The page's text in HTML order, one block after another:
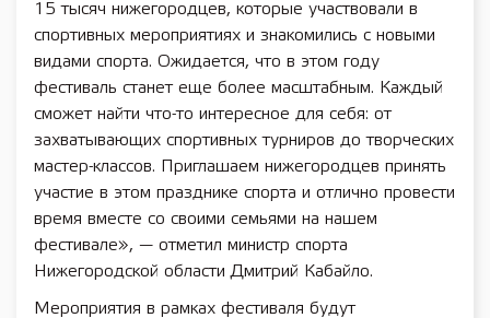
15 тысяч нижегородцев, которые участвовали в
спортивных мероприятиях и знакомились с новыми
видами спорта. Ожидается, что в этом году
фестиваль станет еще более масштабным. Каждый
сможет найти что-то интересное для себя: от
захватывающих спортивных турниров до творческих
мастер-классов. Приглашаем нижегородцев принять
участие в этом празднике спорта и отлично провести
время вместе со своими семьями на нашем
фестивале», — отметил министр спорта
Нижегородской области Дмитрий Кабайло.
Мероприятия в рамках фестиваля будут